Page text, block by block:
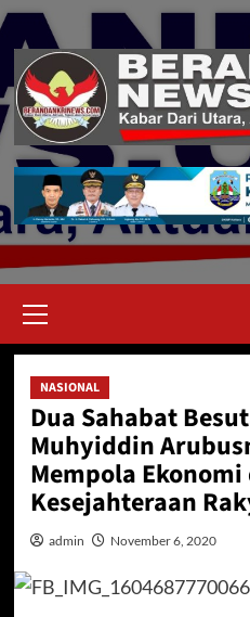
Skip
content
Menu
NASIONAL
Dua Sahabat
Muhyiddin
Mempola Ekonomi
Kesejahteraan
admin November 6, 2020